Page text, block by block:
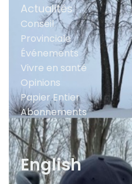
Actualités
Conseil
Provinciale
Événements
Vivre en santé
Opinions
Papier Entier
Abonnements
English